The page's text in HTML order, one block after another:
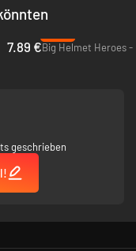
7.89 €Big Helmet Heroes -
geschrieben